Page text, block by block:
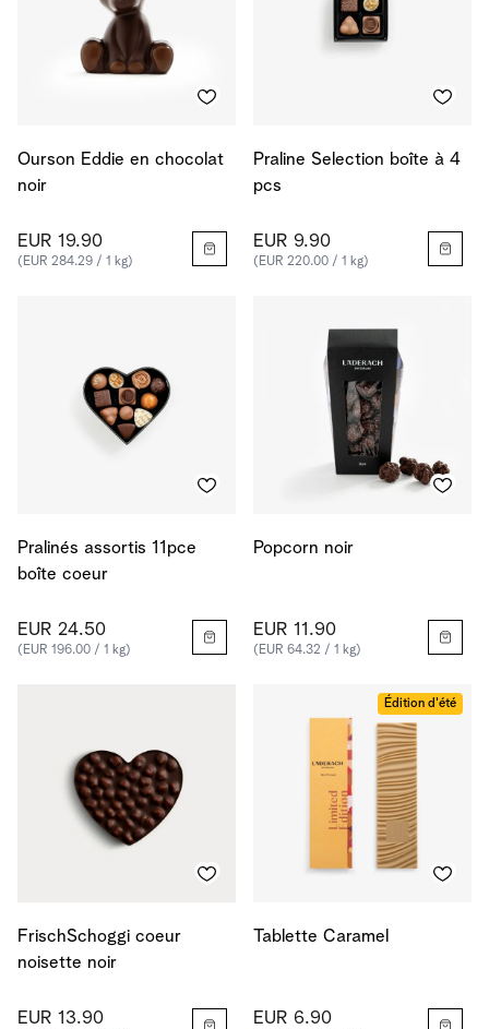
Ourson Eddie en chocolat
noir
EUR 19.90
(EUR 284.29 / 1 kg)
Praline Selection boîte à 4
pcs
EUR 9.90
(EUR 220.00 / 1 kg)
Pralinés assortis 11pce
boîte coeur
EUR 24.50
(EUR 196.00 / 1 kg)
Popcorn noir
EUR 11.90
(EUR 64.32 / 1 kg)
FrischSchoggi coeur
noisette noir
EUR 13.90
Édition d'été
Tablette Caramel
EUR 6.90